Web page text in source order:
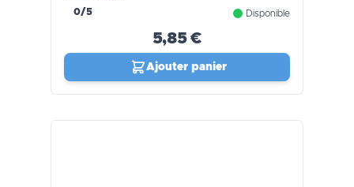
0/5 Disponible
5,85 €
Ajouter panier